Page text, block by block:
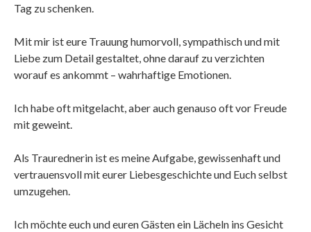
Tag zu schenken.
Mit mir ist eure Trauung humorvoll, sympathisch und mit
Liebe zum Detail gestaltet, ohne darauf zu verzichten
worauf es ankommt – wahrhaftige Emotionen.
Ich habe oft mitgelacht, aber auch genauso oft vor Freude
mit geweint.
Als Traurednerin ist es meine Aufgabe, gewissenhaft und
vertrauensvoll mit eurer Liebesgeschichte und Euch selbst
umzugehen.
Ich möchte euch und euren Gästen ein Lächeln ins Gesicht